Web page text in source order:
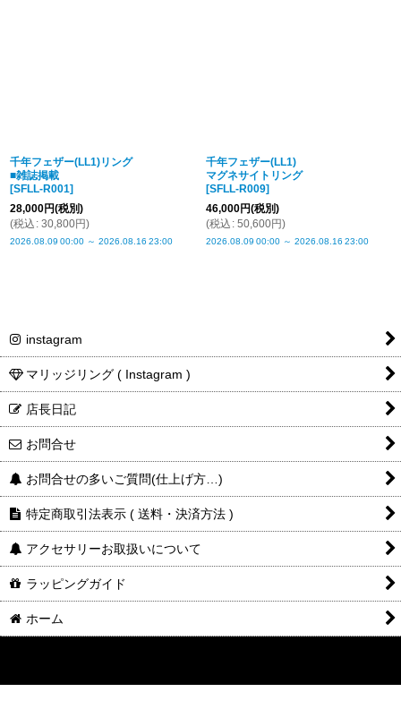
千年フェザー(LL1)リング
■雑誌掲載
[SFLL-R001]
28,000円(税別)
(税込 : 30,800円)
2026.08.09 00:00 ～ 2026.08.16 23:00
千年フェザー(LL1)
マグネサイトリング
[SFLL-R009]
46,000円(税別)
(税込 : 50,600円)
2026.08.09 00:00 ～ 2026.08.16 23:00
instagram
マリッジリング ( Instagram )
店長日記
お問合せ
お問合せの多いご質問(仕上げ方…)
特定商取引法表示 ( 送料・決済方法 )
アクセサリーお取扱いについて
ラッピングガイド
ホーム